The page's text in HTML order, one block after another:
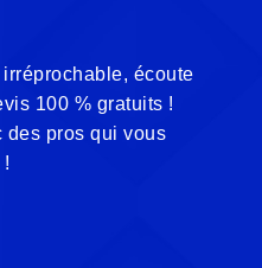
écoute
100 % gratuits !
des pros qui vous